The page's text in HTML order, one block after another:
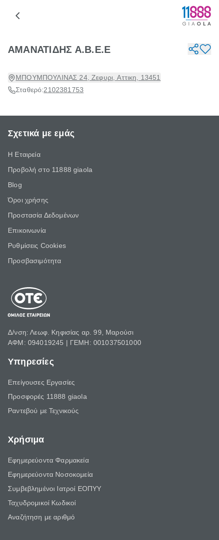
ΑΜΑΝΑΤΙΔΗΣ Α.Β.Ε.Ε
ΜΠΟΥΜΠΟΥΛΙΝΑΣ 24, Ζεφυρι, Αττικη, 13451
Σταθερό:2102381753
Σχετικά με εμάς
Η Εταιρεία
Προβολή στο 11888 giaola
Blog
Όροι χρήσης
Προστασία Δεδομένων
Επικοινωνία
Ρυθμίσεις Cookies
Προσβασιμότητα
Δ/νση: Λεωφ. Κηφισίας αρ. 99, Μαρούσι
ΑΦΜ: 094019245 | ΓΕΜΗ: 001037501000
Υπηρεσίες
Επείγουσες Εργασίες
Προσφορές 11888 giaola
Ραντεβού με Τεχνικούς
Χρήσιμα
Εφημερεύοντα Φαρμακεία
Εφημερεύοντα Νοσοκομεία
Συμβεβλημένοι Ιατροί ΕΟΠΥΥ
Ταχυδρομικοί Κωδικοί
Αναζήτηση με αριθμό